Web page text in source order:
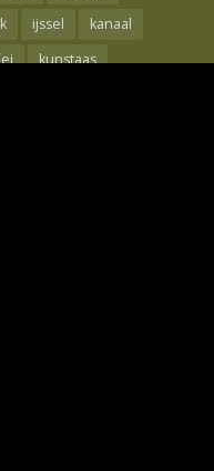
ijssel
kanaal
kunstaas